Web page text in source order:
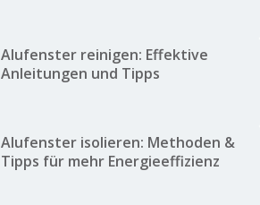
Alufenster reinigen: Effektive
Anleitungen und Tipps
Alufenster isolieren: Methoden &
Tipps für mehr Energieeffizienz